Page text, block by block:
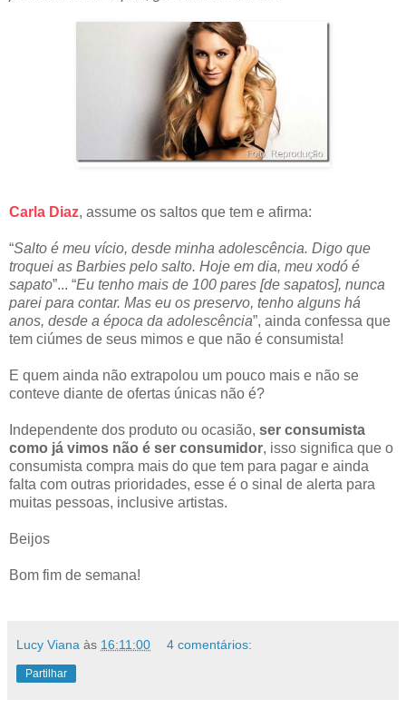
Carla Diaz, assume os saltos que tem e afirma:
“Salto é meu vício, desde minha adolescência. Digo que
troquei as Barbies pelo salto. Hoje em dia, meu xodó é
sapato”... “Eu tenho mais de 100 pares [de sapatos], nunca
parei para contar. Mas eu os preservo, tenho alguns há
anos, desde a época da adolescência”, ainda confessa que
tem ciúmes de seus mimos e que não é consumista!
E quem ainda não extrapolou um pouco mais e não se
conteve diante de ofertas únicas não é?
Independente dos produto ou ocasião, ser consumista
como já vimos não é ser consumidor, isso significa que o
consumista compra mais do que tem para pagar e ainda
falta com outras prioridades, esse é o sinal de alerta para
muitas pessoas, inclusive artistas.
Beijos
Bom fim de semana!
Lucy Viana às 16:11:00 4 comentários:
Partilhar